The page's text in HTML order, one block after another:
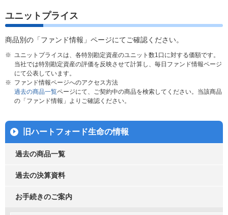
ユニットプライス
商品別の「ファンド情報」ページにてご確認ください。
※ ユニットプライスは、各特別勘定資産のユニット数1口に対する価額です。
当社では特別勘定資産の評価を反映させて計算し、毎日ファンド情報ページ
にて公表しています。
※ ファンド情報ページへのアクセス方法
過去の商品一覧ページにて、ご契約中の商品を検索してください。当該商品
の「ファンド情報」よりご確認ください。
旧ハートフォード生命の情報
過去の商品一覧
過去の決算資料
お手続きのご案内